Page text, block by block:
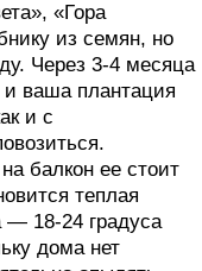
«Гора
из семян, но
Через 3-4 месяца
и ваша плантация
и с
балкон ее стоит
теплая
— 18-24 градуса
дома нет